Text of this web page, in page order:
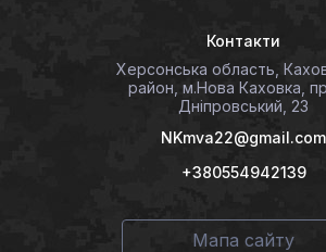
Контакти
Херсонська область,
район, м.Нова Каховка,
Дніпровський, 23
NKmva22@gmail.com
+380554942139
Мапа сайту